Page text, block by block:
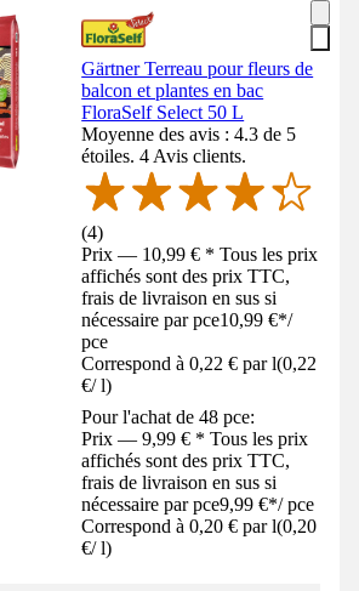
Gärtner Terreau pour fleurs de
balcon et plantes en bac
FloraSelf Select 50 L
Moyenne des avis : 4.3 de 5
étoiles. 4 Avis clients.
(4)
Prix — 10,99 € * Tous les prix
affichés sont des prix TTC,
frais de livraison en sus si
nécessaire par pce10,99 €*/
pce
Correspond à 0,22 € par l(0,22
€/ l)
Pour l'achat de 48 pce:
Prix — 9,99 € * Tous les prix
affichés sont des prix TTC,
frais de livraison en sus si
nécessaire par pce9,99 €*/ pce
Correspond à 0,20 € par l(0,20
€/ l)